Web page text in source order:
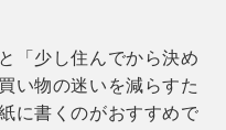
「少し住んでから決め
い物の迷いを減らすた
に書くのがおすすめで